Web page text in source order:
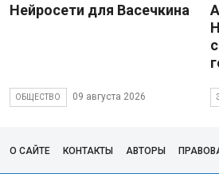
Нейросети для Васечкина
ОБЩЕСТВО 09 августа 2026
О САЙТЕ КОНТАКТЫ АВТОРЫ